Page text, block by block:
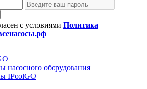
с условиями Политика
насосного оборудования
IPoolGO